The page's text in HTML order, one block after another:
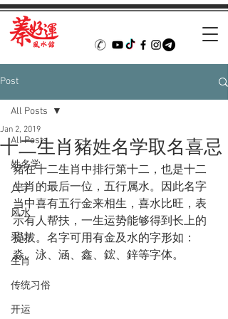
Post
All Posts
姓名学
八字
风水
采访
生肖
传统习俗
开运
All Posts
十二生肖豬姓名学取名喜忌
Jan 2, 2019
豬在十二生肖中排行第十二，也是十二
生肖的最后一位，五行属水。因此名字
当中喜有五行金来相生，喜水比旺，表
示有人帮扶，一生运势能够得到长上的
提拔。名字可用有金及水的字形如：
淼、泳、涵、鑫、鋐、鋅等字体。